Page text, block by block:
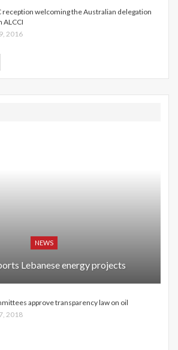
reception welcoming the Australian delegation
ALCCI
2016
NEWS
Lebanese energy projects
approve transparency law on oil
2018